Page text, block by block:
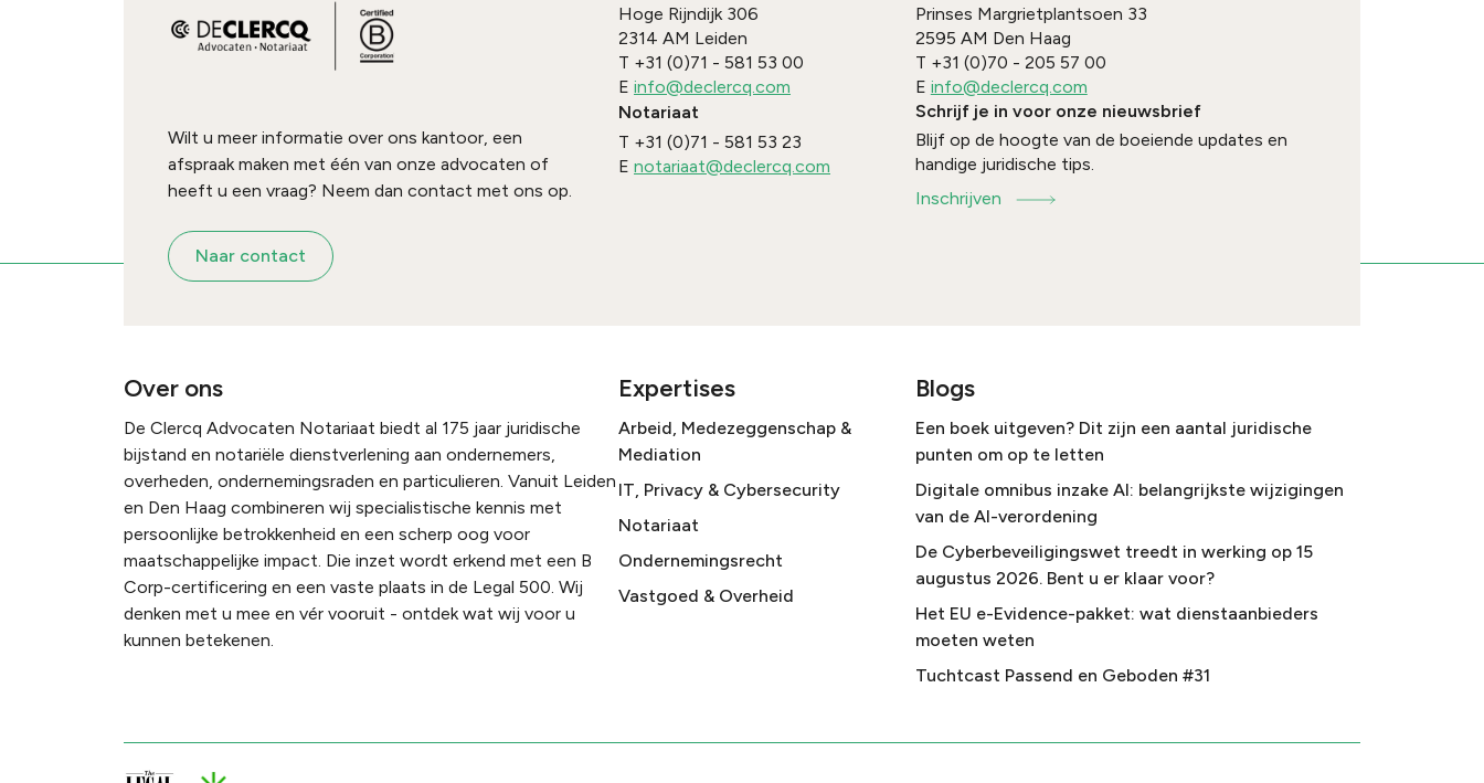
Wilt u meer informatie over ons kantoor, een
afspraak maken met één van onze advocaten of
heeft u een vraag? Neem dan contact met ons op.
Naar contact
Hoge Rijndijk 306
2314 AM Leiden
T +31 (0)71 - 581 53 00
E info@declercq.com
Notariaat
T +31 (0)71 - 581 53 23
E notariaat@declercq.com
Prinses Margrietplantsoen 33
2595 AM Den Haag
T +31 (0)70 - 205 57 00
E info@declercq.com
Schrijf je in voor onze nieuwsbrief
Blijf op de hoogte van de boeiende updates en
handige juridische tips.
Inschrijven
Over ons
De Clercq Advocaten Notariaat biedt al 175 jaar juridische
bijstand en notariële dienstverlening aan ondernemers,
overheden, ondernemingsraden en particulieren. Vanuit Leiden
en Den Haag combineren wij specialistische kennis met
persoonlijke betrokkenheid en een scherp oog voor
maatschappelijke impact. Die inzet wordt erkend met een B
Corp-certificering en een vaste plaats in de Legal 500. Wij
denken met u mee en vér vooruit - ontdek wat wij voor u
kunnen betekenen.
Expertises
Arbeid, Medezeggenschap &
Mediation
IT, Privacy & Cybersecurity
Notariaat
Ondernemingsrecht
Vastgoed & Overheid
Blogs
Een boek uitgeven? Dit zijn een aantal juridische
punten om op te letten
Digitale omnibus inzake AI: belangrijkste wijzigingen
van de AI-verordening
De Cyberbeveiligingswet treedt in werking op 15
augustus 2026. Bent u er klaar voor?
Het EU e-Evidence-pakket: wat dienstaanbieders
moeten weten
Tuchtcast Passend en Geboden #31